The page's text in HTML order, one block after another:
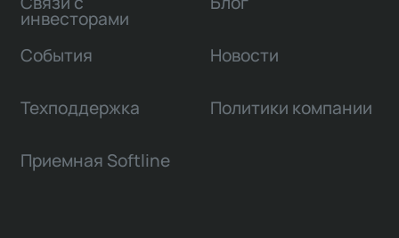
инвесторами
События Новости
Техподдержка Политики компании
Приемная Softline